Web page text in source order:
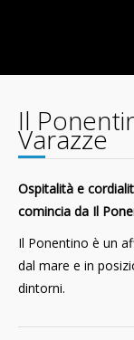
Il
Varazze
Ospitalità e
comincia da Il
Il Ponentino è un
dal mare e in
dintorni.